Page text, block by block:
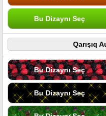
Bu Dizaynı Seç
Qarışıq
Bu Dizaynı Seç
Bu Dizaynı Seç